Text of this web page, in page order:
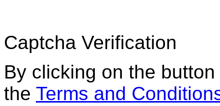
Captcha Verification
By clicking on the
the Terms and